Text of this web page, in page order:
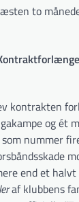
to
kontrakten
og ét
nummer
end et halvt
af klubbens